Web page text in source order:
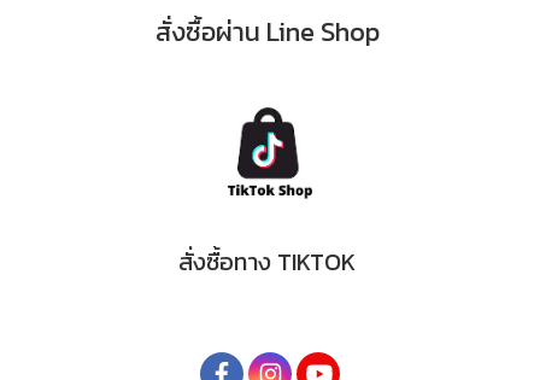
สั่งซื้อผ่าน Line Shop
สั่งซื้อทาง TIKTOK